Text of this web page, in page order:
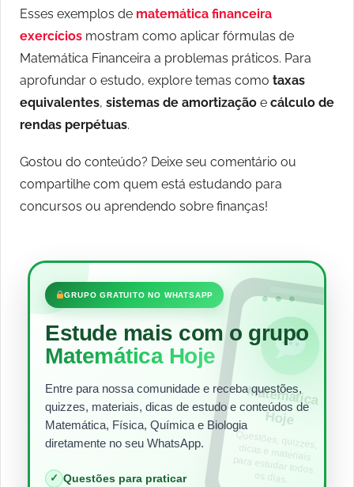
Esses exemplos de matemática financeira
exercícios mostram como aplicar fórmulas de
Matemática Financeira a problemas práticos. Para
aprofundar o estudo, explore temas como taxas
equivalentes, sistemas de amortização e cálculo de
rendas perpétuas.
Gostou do conteúdo? Deixe seu comentário ou
compartilhe com quem está estudando para
concursos ou aprendendo sobre finanças!
•••
GRUPO GRATUITO NO WHATSAPP
Estude mais com o grupo
Matemática Hoje
Entre para nossa comunidade e receba questões,
quizzes, materiais, dicas de estudo e conteúdos de
Matemática, Física, Química e Biologia
diretamente no seu WhatsApp.
✓ Questões para praticar
Matem
ática
Hoje
Questões, quizzes,
dicas e materiais
para estudar todos
os dias.